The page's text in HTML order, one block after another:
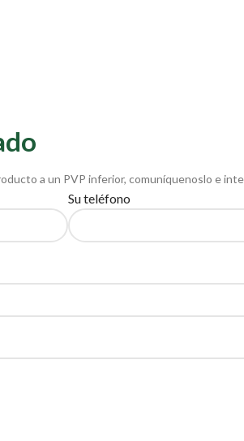
a un PVP inferior, comuníquenoslo e
Su teléfono